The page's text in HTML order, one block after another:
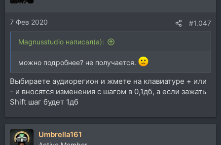
7 Фев 2020 #1.047
Magnusstudio написал(а):
можно подробнее? не получается.
Выбираете аудиорегион и жмете на клавиатуре + или
- и вносятся изменения с шагом в 0,1дб, а если зажать
Shift шаг будет 1дб
Umbrella161